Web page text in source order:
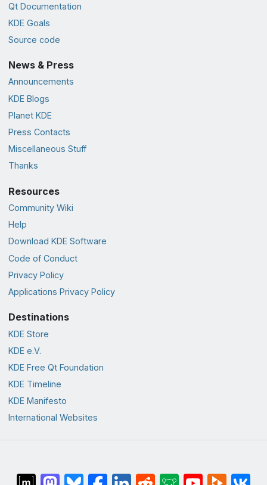
Qt Documentation
KDE Goals
Source code
News & Press
Announcements
KDE Blogs
Planet KDE
Press Contacts
Miscellaneous Stuff
Thanks
Resources
Community Wiki
Help
Download KDE Software
Code of Conduct
Privacy Policy
Applications Privacy Policy
Destinations
KDE Store
KDE e.V.
KDE Free Qt Foundation
KDE Timeline
KDE Manifesto
International Websites